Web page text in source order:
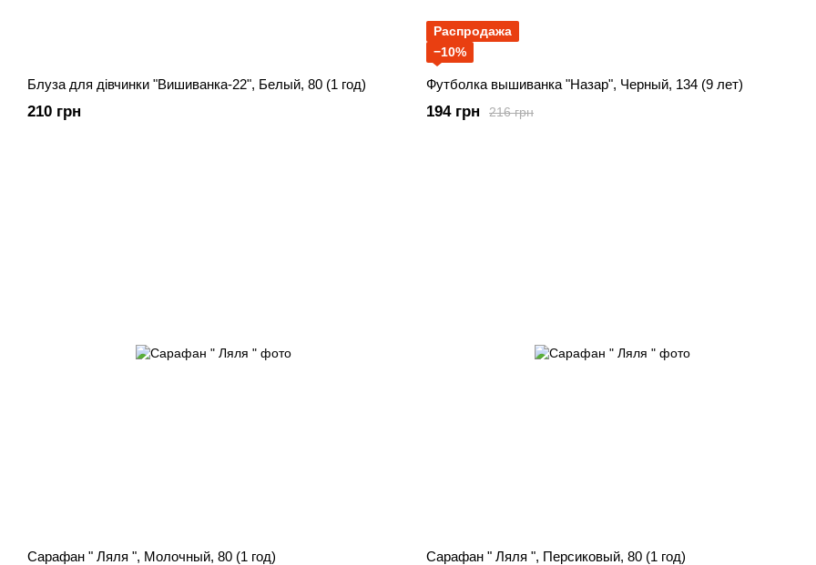
Блуза для дівчинки "Вишиванка-22", Белый, 80 (1 год)
210 грн
Распродажа
−10%
Футболка вышиванка "Назар", Черный, 134 (9 лет)
216 грн
194 грн
Сарафан " Ляля ", Молочный, 80 (1 год) Сарафан " Ляля ", Персиковый, 80 (1 год)